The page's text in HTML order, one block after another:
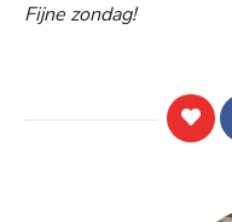
Fijne zondag!